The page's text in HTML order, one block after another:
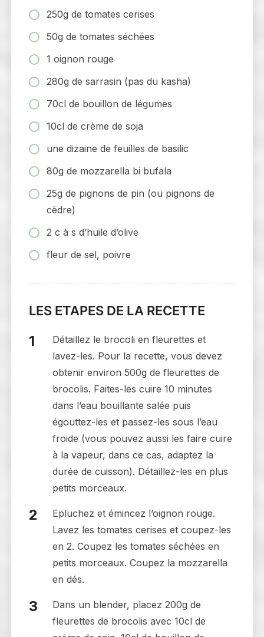
250g de tomates cerises
50g de tomates séchées
1 oignon rouge
280g de sarrasin (pas du kasha)
70cl de bouillon de légumes
10cl de crème de soja
une dizaine de feuilles de basilic
80g de mozzarella bi bufala
25g de pignons de pin (ou pignons de
cèdre)
2 c à s d’huile d’olive
fleur de sel, poivre
LES ETAPES DE LA RECETTE
Détaillez le brocoli en fleurettes et
lavez-les. Pour la recette, vous devez
obtenir environ 500g de fleurettes de
brocolis. Faites-les cuire 10 minutes
dans l’eau bouillante salée puis
égouttez-les et passez-les sous l’eau
froide (vous pouvez aussi les faire cuire
à la vapeur, dans ce cas, adaptez la
durée de cuisson). Détaillez-les en plus
petits morceaux.
Epluchez et émincez l’oignon rouge.
Lavez les tomates cerises et coupez-les
en 2. Coupez les tomates séchées en
petits morceaux. Coupez la mozzarella
en dés.
Dans un blender, placez 200g de
fleurettes de brocolis avec 10cl de